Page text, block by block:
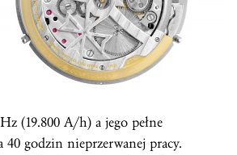
(19.800 A/h) a jego pełne
40 godzin nieprzerwanej pracy.